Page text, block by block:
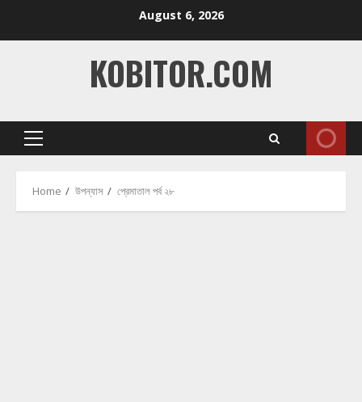
August 6, 2026
KOBITOR.COM
Primary
Home উপন্যাস প্রেমাতাল পর্ব ২৮